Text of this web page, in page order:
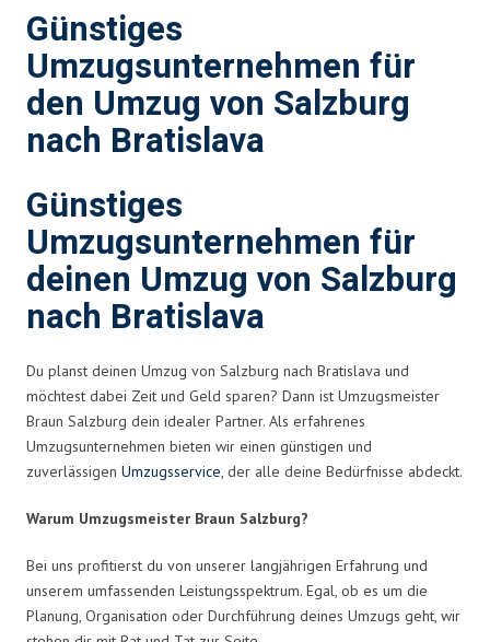
Günstiges
Umzugsunternehmen für
den Umzug von Salzburg
nach Bratislava
Günstiges
Umzugsunternehmen für
deinen Umzug von Salzburg
nach Bratislava
Du planst deinen Umzug von Salzburg nach Bratislava und
möchtest dabei Zeit und Geld sparen? Dann ist Umzugsmeister
Braun Salzburg dein idealer Partner. Als erfahrenes
Umzugsunternehmen bieten wir einen günstigen und
zuverlässigen Umzugsservice, der alle deine Bedürfnisse abdeckt.
Warum Umzugsmeister Braun Salzburg?
Bei uns profitierst du von unserer langjährigen Erfahrung und
unserem umfassenden Leistungsspektrum. Egal, ob es um die
Planung, Organisation oder Durchführung deines Umzugs geht, wir